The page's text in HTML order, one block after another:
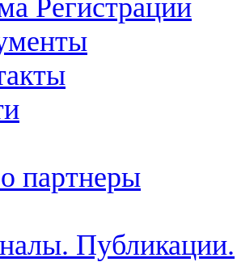
Регистрации
партнеры
Публикации.